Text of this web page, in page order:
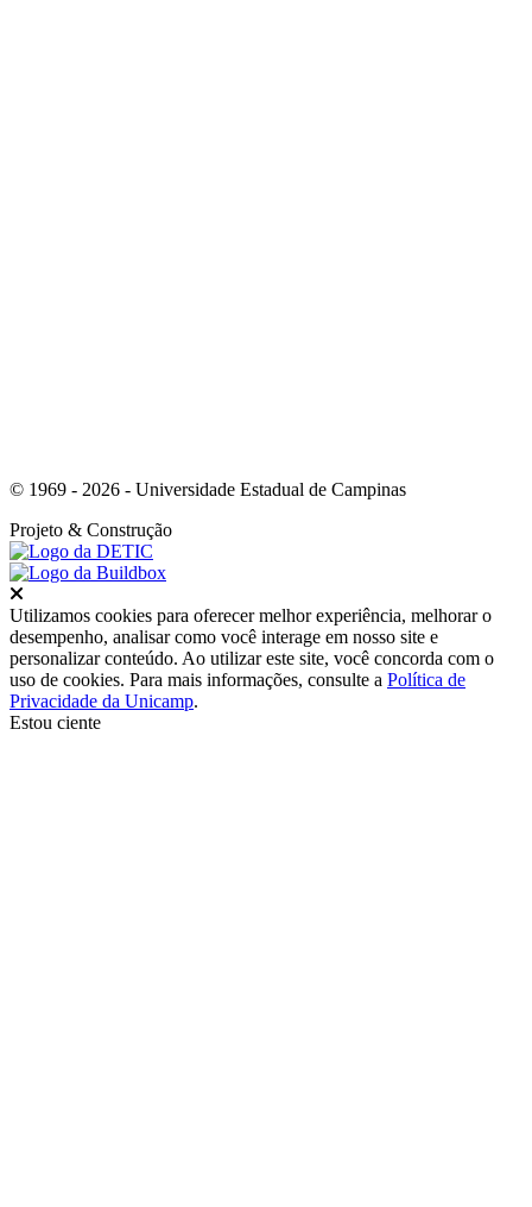
© 1969 - 2026 - Universidade Estadual de Campinas
Projeto & Construção
Utilizamos cookies para oferecer melhor experiência, melhorar o
desempenho, analisar como você interage em nosso site e
personalizar conteúdo. Ao utilizar este site, você concorda com o
uso de cookies. Para mais informações, consulte a Política de
Privacidade da Unicamp.
Estou ciente